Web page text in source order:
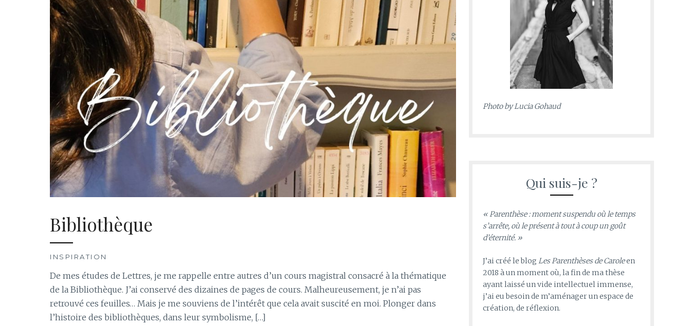
Bibliothèque
INSPIRATION
De mes études de Lettres, je me rappelle entre autres d’un cours magistral consacré à la thématique
de la Bibliothèque. J’ai conservé des dizaines de pages de cours. Malheureusement, je n’ai pas
retrouvé ces feuilles… Mais je me souviens de l’intérêt que cela avait suscité en moi. Plonger dans
l’histoire des bibliothèques, dans leur symbolisme, […]
Photo byLucia Gohaud
Qui suis-je ?
« Parenthèse : moment suspendu où le temps
s’arrête, où le présent à tout à coup un goût
d’éternité. »
J’ai créé le blog Les Parenthèses de Caroleen
2018 à un moment où, la fin de ma thèse
ayant laissé un vide intellectuel immense,
j’ai eu besoin de m’aménager un espace de
création, de réflexion.